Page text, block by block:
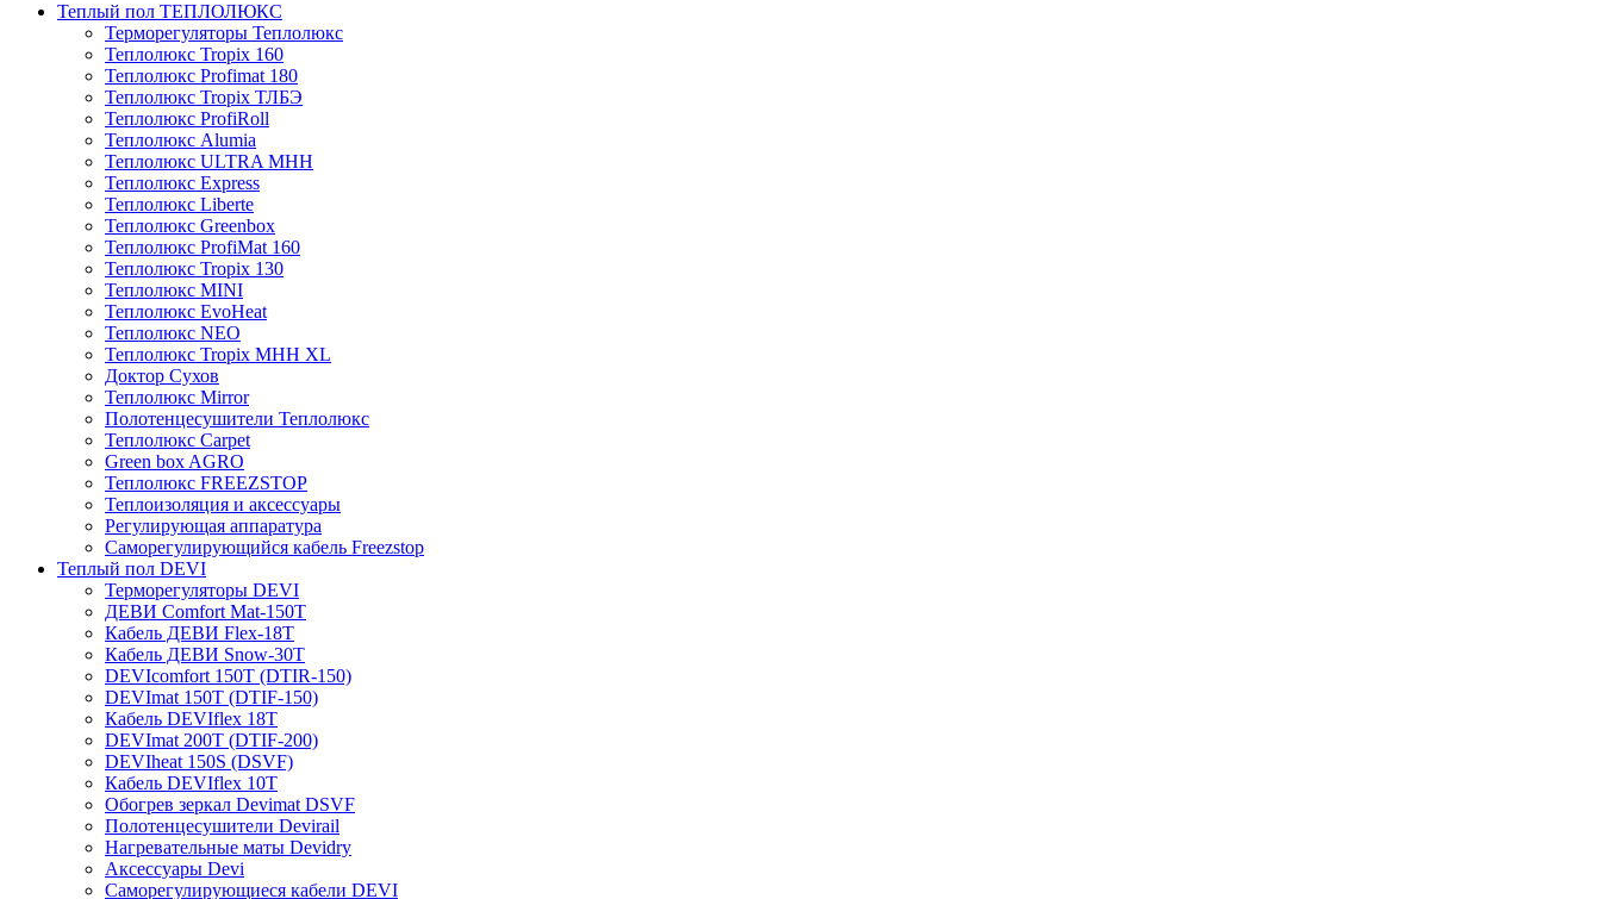
Теплый пол ТЕПЛОЛЮКС
Терморегуляторы Теплолюкс
Теплолюкс Tropix 160
Теплолюкс Profimat 180
Теплолюкс Tropix ТЛБЭ
Теплолюкс ProfiRoll
Теплолюкс Alumia
Теплолюкс ULTRA МНН
Теплолюкс Express
Теплолюкс Liberte
Теплолюкс Greenbox
Теплолюкс ProfiMat 160
Теплолюкс Tropix 130
Теплолюкс MINI
Теплолюкс EvoHeat
Теплолюкс NEO
Теплолюкс Tropix МНН XL
Доктор Сухов
Теплолюкс Mirror
Полотенцесушители Теплолюкс
Теплолюкс Carpet
Green box AGRO
Теплолюкс FREEZSTOP
Теплоизоляция и аксессуары
Регулирующая аппаратура
Cаморегулирующийся кабель Freezstop
Теплый пол DEVI
Терморегуляторы DEVI
ДЕВИ Comfort Mat-150T
Кабель ДЕВИ Flex-18T
Кабель ДЕВИ Snow-30T
DEVIcomfort 150T (DTIR-150)
DEVImat 150T (DTIF-150)
Кабель DEVIflex 18T
DEVImat 200T (DTIF-200)
DEVIheat 150S (DSVF)
Кабель DEVIflex 10T
Обогрев зеркал Devimat DSVF
Полотенцесушители Devirail
Нагревательные маты Devidry
Аксессуары Devi
Саморегулирующиеся кабели DEVI